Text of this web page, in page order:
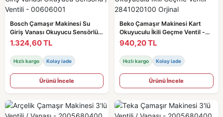
Bosch Çamaşır Makinesi Su
Giriş Vanası Okuyucu Sensörlü /
Ventili - 00606001
1.324,60 TL
Hızlı kargo Kolay iade
Ürünü İncele
Beko Çamaşır Makinesi Kart
Okuyuculu İkili Geçme Ventil -
2841020100 Orjinal
940,20 TL
Hızlı kargo Kolay iade
Ürünü İncele